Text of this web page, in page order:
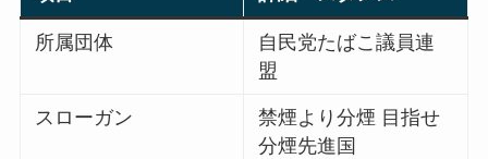
所属団体
自民党たばこ議員連
盟
スローガン
禁煙より分煙 目指せ
分煙先進国